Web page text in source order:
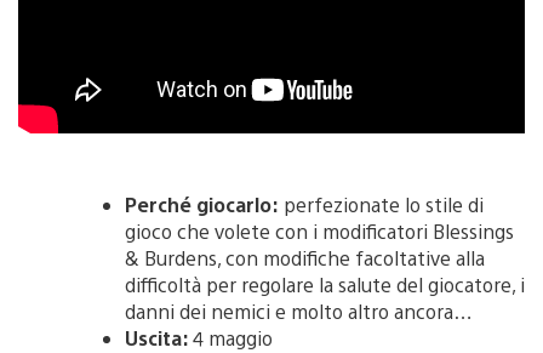
Perché giocarlo: perfezionate lo stile di
gioco che volete con i modificatori Blessings
& Burdens, con modifiche facoltative alla
difficoltà per regolare la salute del giocatore, i
danni dei nemici e molto altro ancora…
Uscita:4 maggio